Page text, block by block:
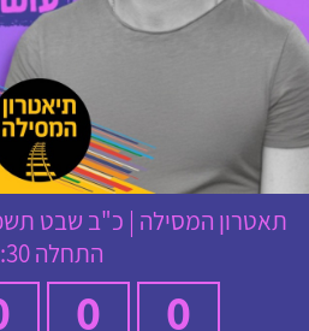
תאטרון המסילה | כ"ב שבט
התחלה 21:30
0
0